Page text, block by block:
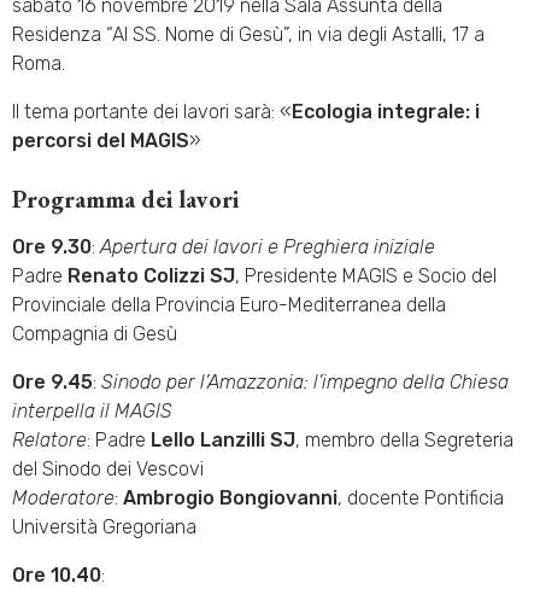
sabato 16 novembre 2019 nella Sala Assunta della
Residenza “Al SS. Nome di Gesù”, in via degli Astalli, 17 a
Roma.
Il tema portante dei lavori sarà: « Ecologia integrale: i
percorsi del MAGIS»
Programma dei lavori
Ore 9.30:Apertura dei lavori e Preghiera iniziale
Padre Renato Colizzi SJ, Presidente MAGIS e Socio del
Provinciale della Provincia Euro-Mediterranea della
Compagnia di Gesù
Ore 9.45: Sinodo per l’Amazzonia: l’impegno della Chiesa
interpella il MAGIS
Relatore: Padre Lello Lanzilli SJ, membro della Segreteria
del Sinodo dei Vescovi
Moderatore: Ambrogio Bongiovanni, docente Pontificia
Università Gregoriana
Ore 10.40: